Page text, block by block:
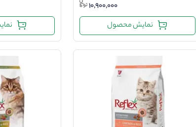
10,900,000
نمایش محصول